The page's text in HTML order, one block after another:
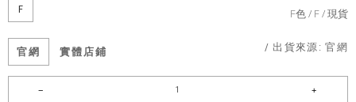
F F色 F 現貨
官網 實體店鋪 / 出貨來源:官網